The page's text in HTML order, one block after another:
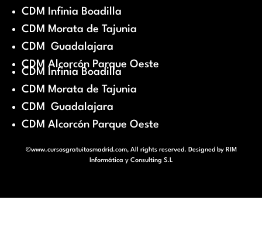
CDM Infinia Boadilla
CDM Morata de Tajunia
CDM Guadalajara
CDM Alcorcón Parque Oeste
CDM Infinia Boadilla
CDM Morata de Tajunia
CDM Guadalajara
CDM Alcorcón Parque Oeste
©www.cursosgratuitosmadrid.com, All rights reserved. Designed by RIM
Informática y Consulting S.L